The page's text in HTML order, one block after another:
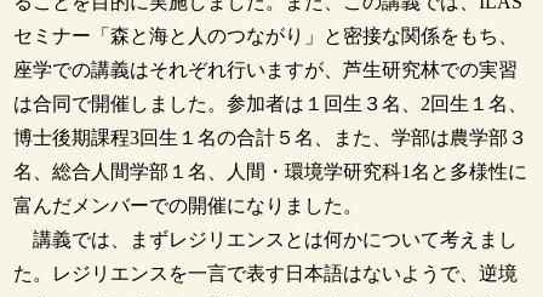
セミナー「森と海と人のつながり」と密接な関係をもち、
座学での講義はそれぞれ行いますが、芦生研究林での実習
は合同で開催しました。参加者は１回生３名、2回生１名、
博士後期課程3回生１名の合計５名、また、学部は農学部３
名、総合人間学部１名、人間・環境学研究科1名と多様性に
富んだメンバーでの開催になりました。
講義では、まずレジリエンスとは何かについて考えまし
た。レジリエンスを一言で表す日本語はないようで、逆境